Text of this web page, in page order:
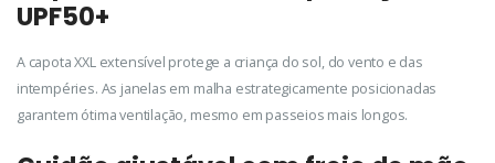
UPF50+
A capota XXL extensível protege a criança do sol, do vento e das
intempéries. As janelas em malha estrategicamente posicionadas
garantem ótima ventilação, mesmo em passeios mais longos.